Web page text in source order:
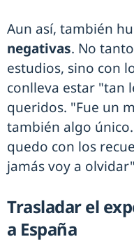
Aun así, también
negativas. No
estudios, sino con
conlleva estar "tan
queridos. "Fue un
también algo
quedo con los
jamás voy a
Trasladar el
a España